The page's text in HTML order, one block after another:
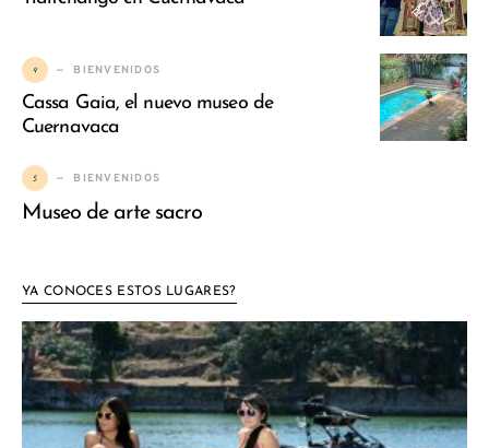
4 BIENVENIDOS
Cassa Gaia, el nuevo museo de
Cuernavaca
5 BIENVENIDOS
Museo de arte sacro
YA CONOCES ESTOS LUGARES?